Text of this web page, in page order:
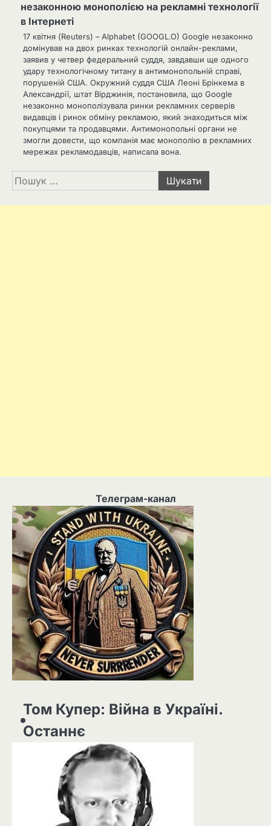
незаконною монополією на рекламні технології
в Інтернеті
17 квітня (Reuters) – Alphabet (GOOGL.O) Google незаконно
домінував на двох ринках технологій онлайн-реклами,
заявив у четвер федеральний суддя, завдавши ще одного
удару технологічному титану в антимонопольній справі,
порушеній США. Окружний суддя США Леоні Брінкема в
Александрії, штат Вірджинія, постановила, що Google
незаконно монополізувала ринки рекламних серверів
видавців і ринок обміну рекламою, який знаходиться між
покупцями та продавцями. Антимонопольні органи не
змогли довести, що компанія має монополію в рекламних
мережах рекламодавців, написала вона.
Пошук:
Телеграм-канал
Том Купер: Війна в Україні.
Останнє